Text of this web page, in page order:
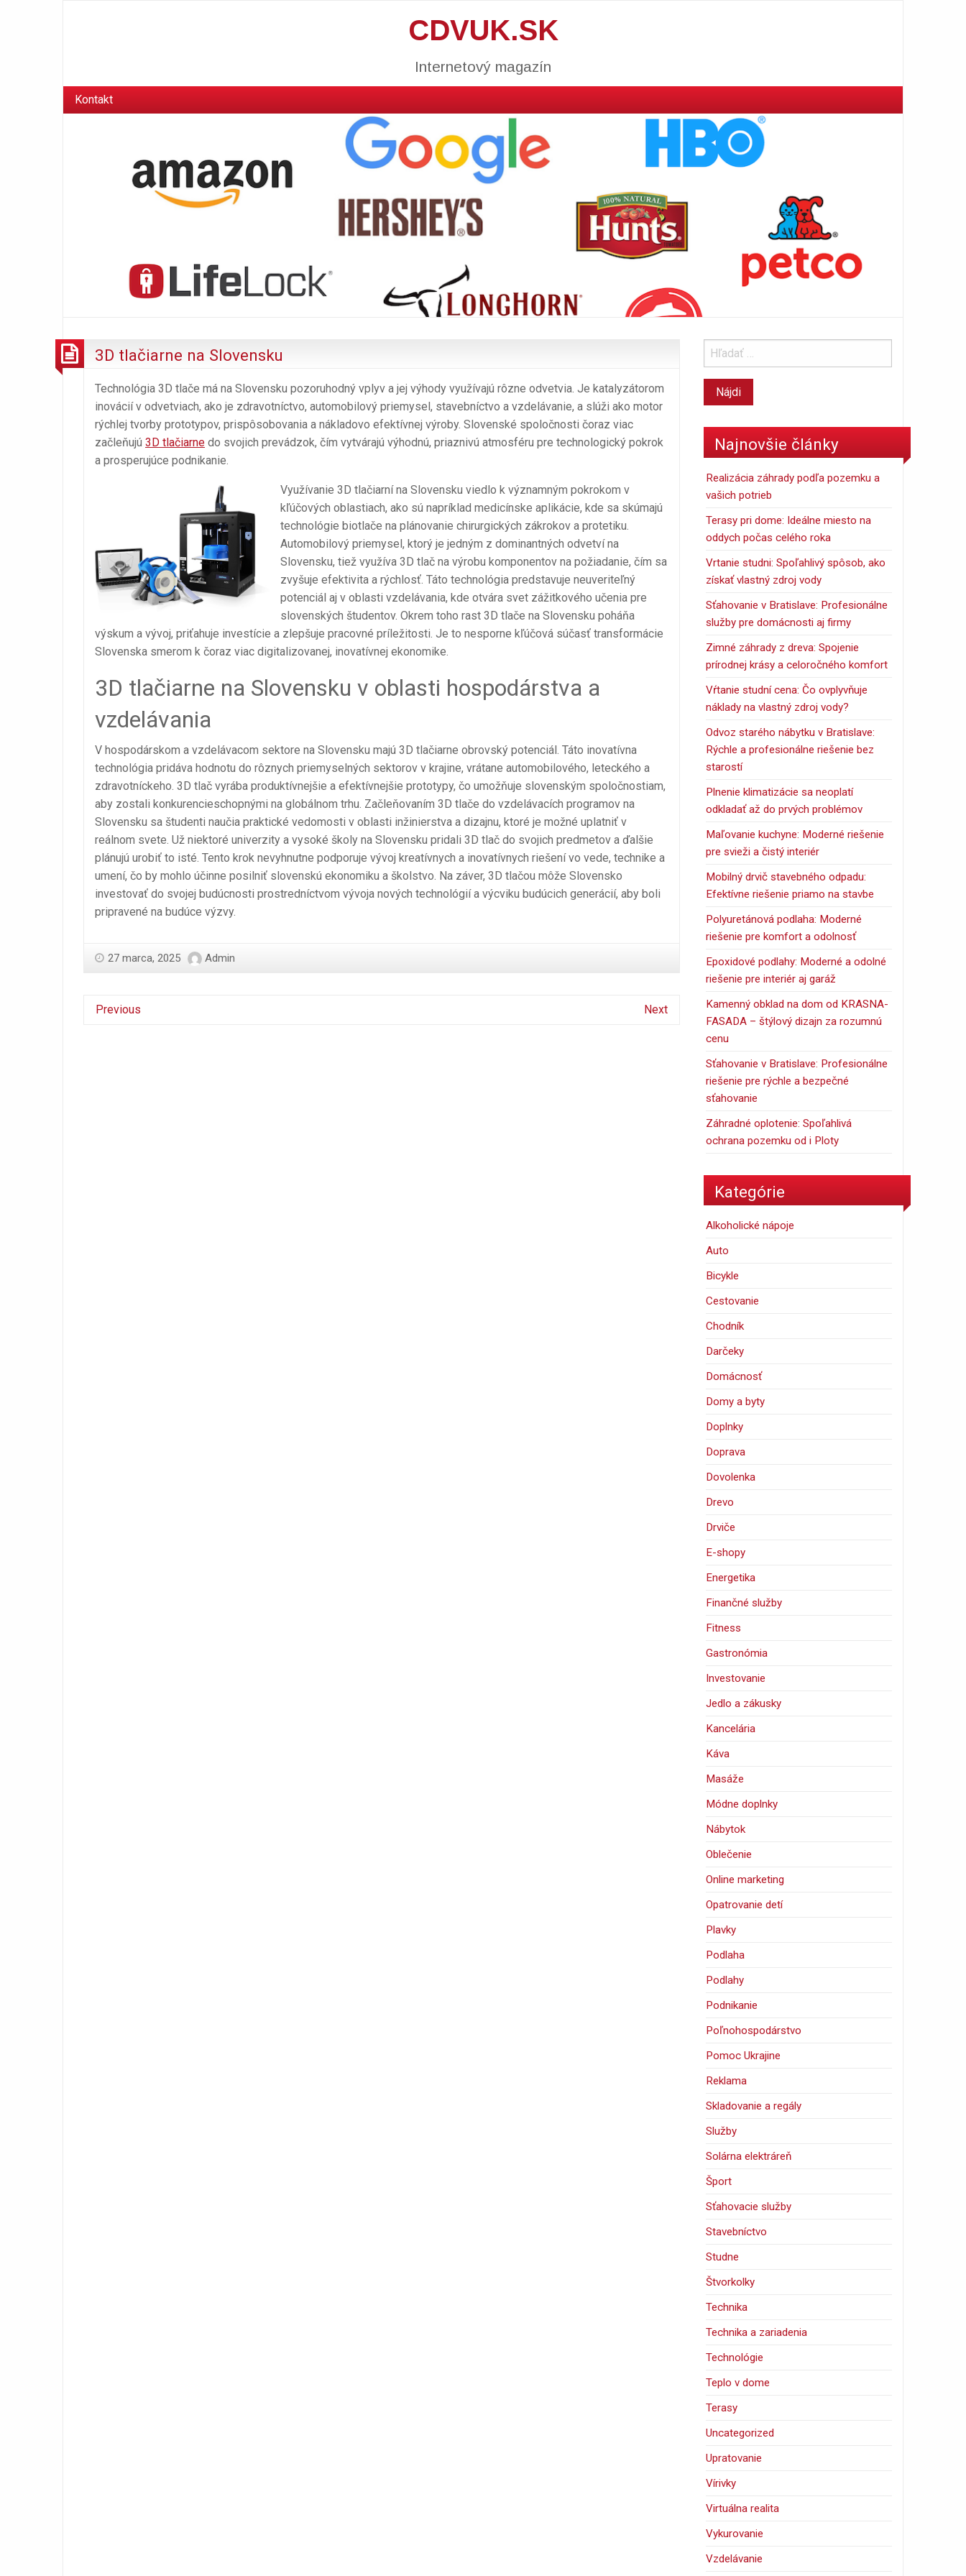
CDVUK.SK
Internetový magazín
Kontakt
3D tlačiarne na Slovensku
Technológia 3D tlače má na Slovensku pozoruhodný vplyv a jej výhody využívajú rôzne odvetvia. Je katalyzátorom
inovácií v odvetviach, ako je zdravotníctvo, automobilový priemysel, stavebníctvo a vzdelávanie, a slúži ako motor
rýchlej tvorby prototypov, prispôsobovania a nákladovo efektívnej výroby. Slovenské spoločnosti čoraz viac
začleňujú 3D tlačiarne do svojich prevádzok, čím vytvárajú výhodnú, priaznivú atmosféru pre technologický pokrok
a prosperujúce podnikanie.
Využívanie 3D tlačiarní na Slovensku viedlo k významným pokrokom v
kľúčových oblastiach, ako sú napríklad medicínske aplikácie, kde sa skúmajú
technológie biotlače na plánovanie chirurgických zákrokov a protetiku.
Automobilový priemysel, ktorý je jedným z dominantných odvetví na
Slovensku, tiež využíva 3D tlač na výrobu komponentov na požiadanie, čím sa
zvyšuje efektivita a rýchlosť. Táto technológia predstavuje neuveriteľný
potenciál aj v oblasti vzdelávania, kde otvára svet zážitkového učenia pre
slovenských študentov. Okrem toho rast 3D tlače na Slovensku poháňa
výskum a vývoj, priťahuje investície a zlepšuje pracovné príležitosti. Je to nesporne kľúčová súčasť transformácie
Slovenska smerom k čoraz viac digitalizovanej, inovatívnej ekonomike.
3D tlačiarne na Slovensku v oblasti hospodárstva a
vzdelávania
V hospodárskom a vzdelávacom sektore na Slovensku majú 3D tlačiarne obrovský potenciál. Táto inovatívna
technológia pridáva hodnotu do rôznych priemyselných sektorov v krajine, vrátane automobilového, leteckého a
zdravotníckeho. 3D tlač vyrába produktívnejšie a efektívnejšie prototypy, čo umožňuje slovenským spoločnostiam,
aby zostali konkurencieschopnými na globálnom trhu. Začleňovaním 3D tlače do vzdelávacích programov na
Slovensku sa študenti naučia praktické vedomosti v oblasti inžinierstva a dizajnu, ktoré je možné uplatniť v
reálnom svete. Už niektoré univerzity a vysoké školy na Slovensku pridali 3D tlač do svojich predmetov a ďalšie
plánujú urobiť to isté. Tento krok nevyhnutne podporuje vývoj kreatívnych a inovatívnych riešení vo vede, technike a
umení, čo by mohlo účinne posilniť slovenskú ekonomiku a školstvo. Na záver, 3D tlačou môže Slovensko
investovať do svojej budúcnosti prostredníctvom vývoja nových technológií a výcviku budúcich generácií, aby boli
pripravené na budúce výzvy.
27 marca, 2025 Admin
Previous Next
Najnovšie články
Realizácia záhrady podľa pozemku a
vašich potrieb
Terasy pri dome: Ideálne miesto na
oddych počas celého roka
Vrtanie studni: Spoľahlivý spôsob, ako
získať vlastný zdroj vody
Sťahovanie v Bratislave: Profesionálne
služby pre domácnosti aj firmy
Zimné záhrady z dreva: Spojenie
prírodnej krásy a celoročného komfort
Vŕtanie studní cena: Čo ovplyvňuje
náklady na vlastný zdroj vody?
Odvoz starého nábytku v Bratislave:
Rýchle a profesionálne riešenie bez
starostí
Plnenie klimatizácie sa neoplatí
odkladať až do prvých problémov
Maľovanie kuchyne: Moderné riešenie
pre svieži a čistý interiér
Mobilný drvič stavebného odpadu:
Efektívne riešenie priamo na stavbe
Polyuretánová podlaha: Moderné
riešenie pre komfort a odolnosť
Epoxidové podlahy: Moderné a odolné
riešenie pre interiér aj garáž
Kamenný obklad na dom od KRASNA-
FASADA – štýlový dizajn za rozumnú
cenu
Sťahovanie v Bratislave: Profesionálne
riešenie pre rýchle a bezpečné
sťahovanie
Záhradné oplotenie: Spoľahlivá
ochrana pozemku od i Ploty
Kategórie
Alkoholické nápoje
Auto
Bicykle
Cestovanie
Chodník
Darčeky
Domácnosť
Domy a byty
Doplnky
Doprava
Dovolenka
Drevo
Drviče
E-shopy
Energetika
Finančné služby
Fitness
Gastronómia
Investovanie
Jedlo a zákusky
Kancelária
Káva
Masáže
Módne doplnky
Nábytok
Oblečenie
Online marketing
Opatrovanie detí
Plavky
Podlaha
Podlahy
Podnikanie
Poľnohospodárstvo
Pomoc Ukrajine
Reklama
Skladovanie a regály
Služby
Solárna elektráreň
Šport
Sťahovacie služby
Stavebníctvo
Studne
Štvorkolky
Technika
Technika a zariadenia
Technológie
Teplo v dome
Terasy
Uncategorized
Upratovanie
Vírivky
Virtuálna realita
Vykurovanie
Vzdelávanie